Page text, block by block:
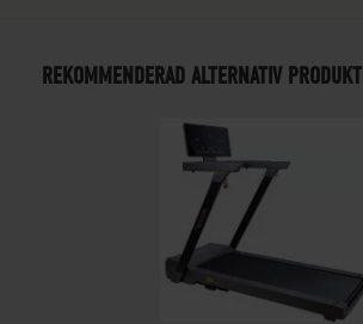
REKOMMENDERAD ALTERNATIV PRODUKT